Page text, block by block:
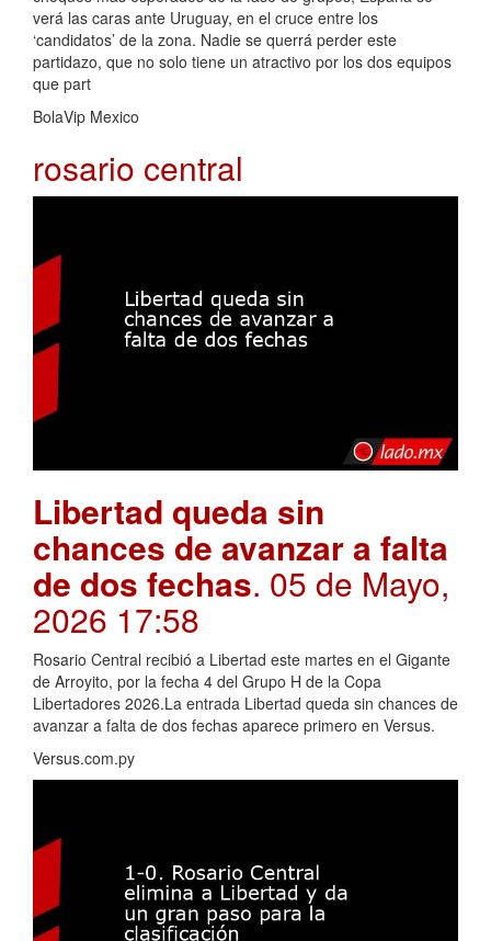
verá las caras ante Uruguay, en el cruce entre los
‘candidatos’ de la zona. Nadie se querrá perder este
partidazo, que no solo tiene un atractivo por los dos equipos
que part
BolaVip Mexico
rosario central
Libertad queda sin
chances de avanzar a falta
de dos fechas. 05 de Mayo,
2026 17:58
Rosario Central recibió a Libertad este martes en el Gigante
de Arroyito, por la fecha 4 del Grupo H de la Copa
Libertadores 2026.La entrada Libertad queda sin chances de
avanzar a falta de dos fechas aparece primero en Versus.
Versus.com.py